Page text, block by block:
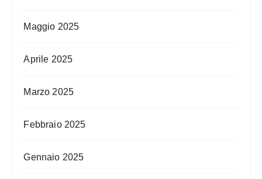
Maggio 2025
Aprile 2025
Marzo 2025
Febbraio 2025
Gennaio 2025